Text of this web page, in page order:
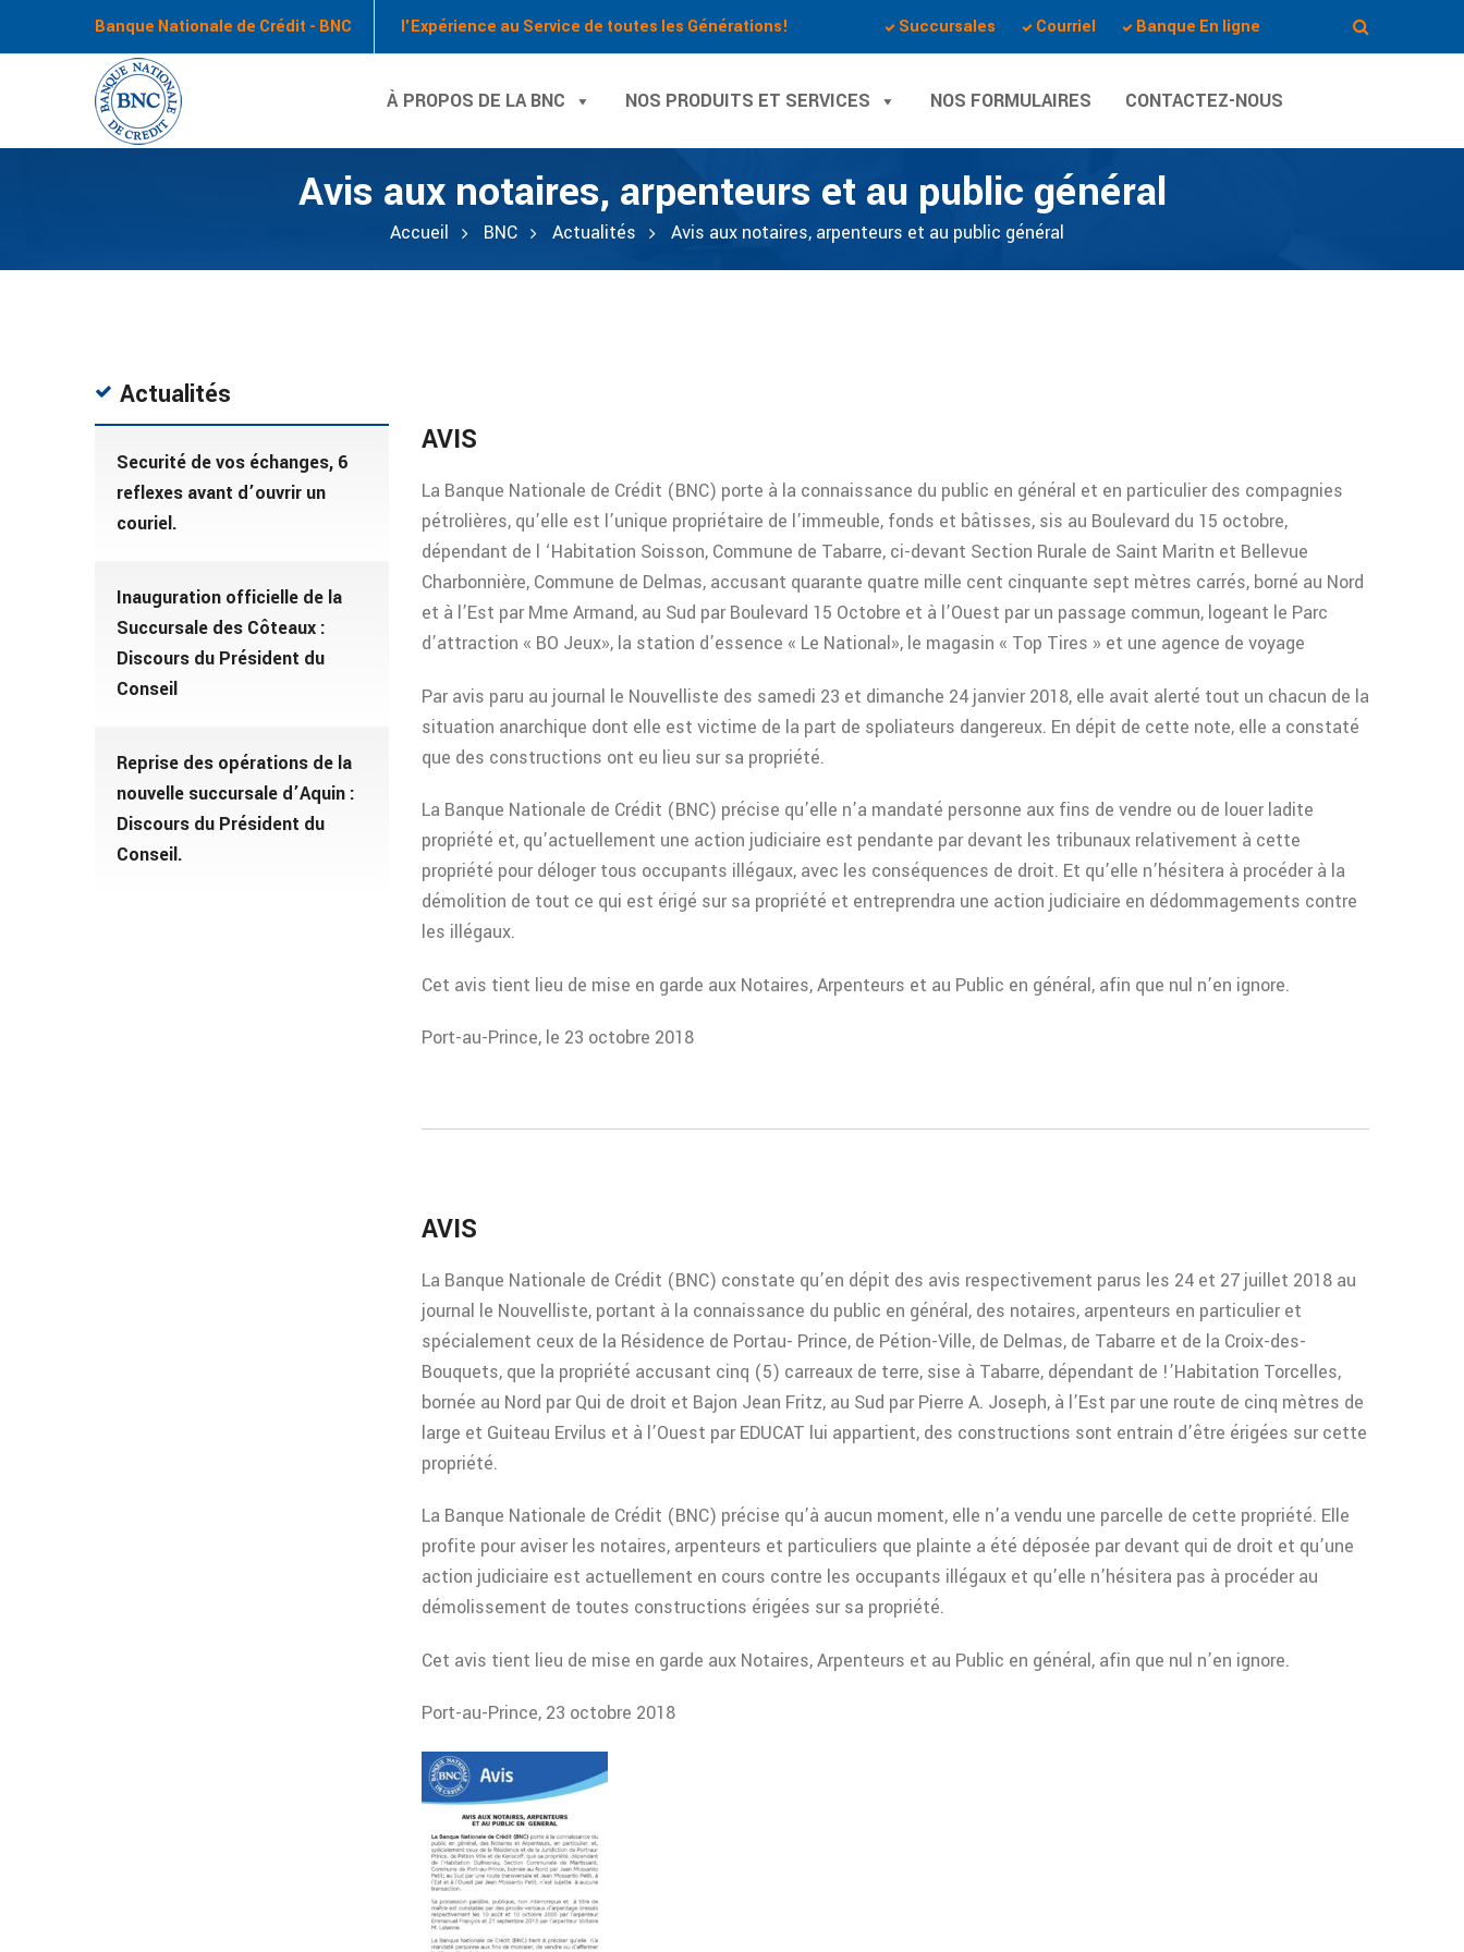
Banque Nationale de Crédit - BNC l'Expérience au Service de toutes les Générations! Succursales Courriel Banque En ligne
À PROPOS DE LA BNC NOS PRODUITS ET SERVICES NOS FORMULAIRES CONTACTEZ-NOUS
Avis aux notaires, arpenteurs et au public général
Accueil BNC Actualités Avis aux notaires, arpenteurs et au public général
AVIS
La Banque Nationale de Crédit (BNC) porte à la connaissance du public en général et en particulier des compagnies
pétrolières, qu’elle est l’unique propriétaire de l’immeuble, fonds et bâtisses, sis au Boulevard du 15 octobre,
dépendant de l ‘Habitation Soisson, Commune de Tabarre, ci-devant Section Rurale de Saint Maritn et Bellevue
Charbonnière, Commune de Delmas, accusant quarante quatre mille cent cinquante sept mètres carrés, borné au Nord
et à l’Est par Mme Armand, au Sud par Boulevard 15 Octobre et à l’Ouest par un passage commun, logeant le Parc
d’attraction « BO Jeux», la station d’essence « Le National», le magasin « Top Tires » et une agence de voyage
Par avis paru au journal le Nouvelliste des samedi 23 et dimanche 24 janvier 2018, elle avait alerté tout un chacun de la
situation anarchique dont elle est victime de la part de spoliateurs dangereux. En dépit de cette note, elle a constaté
que des constructions ont eu lieu sur sa propriété.
La Banque Nationale de Crédit (BNC) précise qu’elle n’a mandaté personne aux fins de vendre ou de louer ladite
propriété et, qu’actuellement une action judiciaire est pendante par devant les tribunaux relativement à cette
propriété pour déloger tous occupants illégaux, avec les conséquences de droit. Et qu’elle n’hésitera à procéder à la
démolition de tout ce qui est érigé sur sa propriété et entreprendra une action judiciaire en dédommagements contre
les illégaux.
Cet avis tient lieu de mise en garde aux Notaires, Arpenteurs et au Public en général, afin que nul n’en ignore.
Port-au-Prince, le 23 octobre 2018
AVIS
La Banque Nationale de Crédit (BNC) constate qu’en dépit des avis respectivement parus les 24 et 27 juillet 2018 au
journal le Nouvelliste, portant à la connaissance du public en général, des notaires, arpenteurs en particulier et
spécialement ceux de la Résidence de Portau- Prince, de Pétion-Ville, de Delmas, de Tabarre et de la Croix-des-
Bouquets, que la propriété accusant cinq (5) carreaux de terre, sise à Tabarre, dépendant de !’Habitation Torcelles,
bornée au Nord par Qui de droit et Bajon Jean Fritz, au Sud par Pierre A. Joseph, à l’Est par une route de cinq mètres de
large et Guiteau Ervilus et à l’Ouest par EDUCAT lui appartient, des constructions sont entrain d’être érigées sur cette
propriété.
La Banque Nationale de Crédit (BNC) précise qu’à aucun moment, elle n’a vendu une parcelle de cette propriété. Elle
profite pour aviser les notaires, arpenteurs et particuliers que plainte a été déposée par devant qui de droit et qu’une
action judiciaire est actuellement en cours contre les occupants illégaux et qu’elle n’hésitera pas à procéder au
démolissement de toutes constructions érigées sur sa propriété.
Cet avis tient lieu de mise en garde aux Notaires, Arpenteurs et au Public en général, afin que nul n’en ignore.
Port-au-Prince, 23 octobre 2018
Actualités
Securité de vos échanges, 6
reflexes avant d’ouvrir un
couriel.
Inauguration officielle de la
Succursale des Côteaux :
Discours du Président du
Conseil
Reprise des opérations de la
nouvelle succursale d’Aquin :
Discours du Président du
Conseil.